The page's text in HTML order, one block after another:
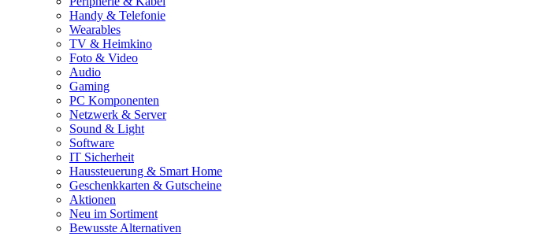
Handy & Telefonie
Wearables
TV & Heimkino
Foto & Video
Audio
Gaming
PC Komponenten
Netzwerk & Server
Sound & Light
Software
IT Sicherheit
Haussteuerung & Smart Home
Geschenkkarten & Gutscheine
Aktionen
Neu im Sortiment
Bewusste Alternativen